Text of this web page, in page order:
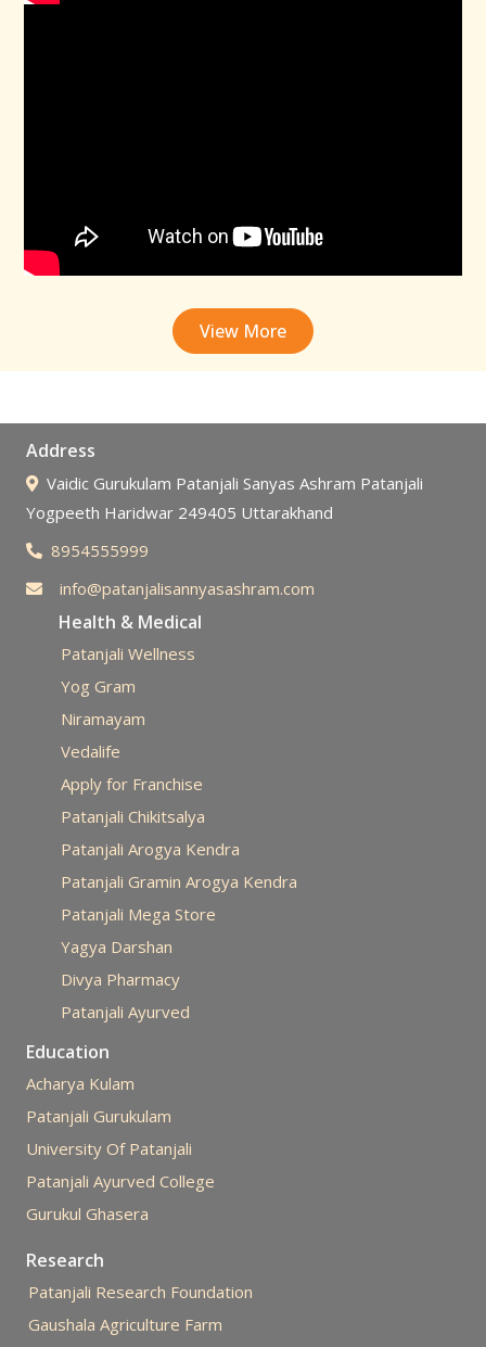
View More
Address
Vaidic Gurukulam Patanjali Sanyas Ashram Patanjali
Yogpeeth Haridwar 249405 Uttarakhand
8954555999
info@patanjalisannyasashram.com
Health & Medical
Patanjali Wellness
Yog Gram
Niramayam
Vedalife
Apply for Franchise
Patanjali Chikitsalya
Patanjali Arogya Kendra
Patanjali Gramin Arogya Kendra
Patanjali Mega Store
Yagya Darshan
Divya Pharmacy
Patanjali Ayurved
Education
Acharya Kulam
Patanjali Gurukulam
University Of Patanjali
Patanjali Ayurved College
Gurukul Ghasera
Research
Patanjali Research Foundation
Gaushala Agriculture Farm